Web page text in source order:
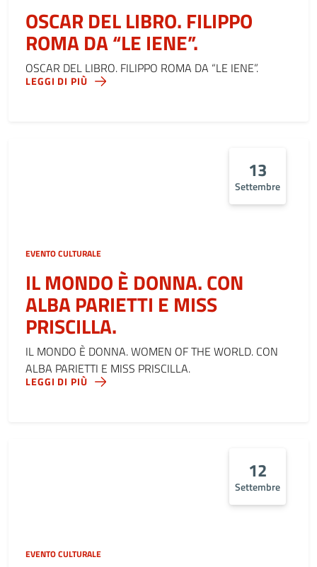
OSCAR DEL LIBRO. FILIPPO
ROMA DA “LE IENE”.
OSCAR DEL LIBRO. FILIPPO ROMA DA “LE IENE”.
LEGGI DI PIÙ
13
Settembre
EVENTO CULTURALE
IL MONDO È DONNA. CON
ALBA PARIETTI E MISS
PRISCILLA.
IL MONDO È DONNA. WOMEN OF THE WORLD. CON
ALBA PARIETTI E MISS PRISCILLA.
LEGGI DI PIÙ
12
Settembre
EVENTO CULTURALE